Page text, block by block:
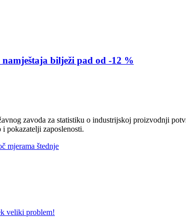
bilježi pad od -12 %
zavoda za statistiku o industrijskoj proizvodnji
pokazatelji zaposlenosti.
štednje
veliki problem!